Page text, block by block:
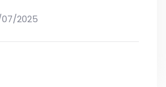
2025